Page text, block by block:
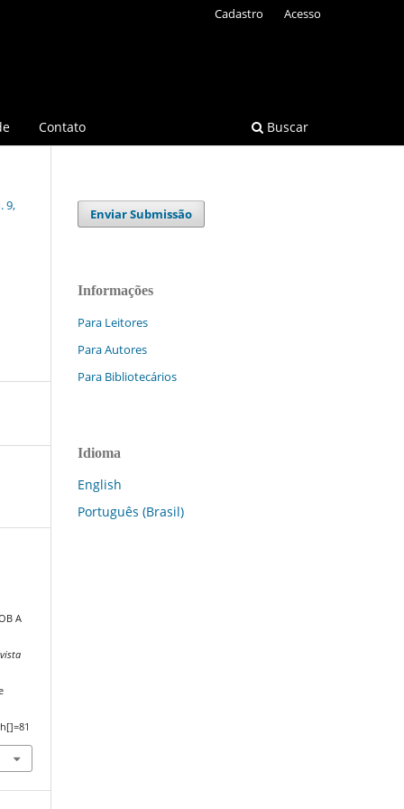
Contato Buscar
Cadastro Acesso
9,
A
Enviar Submissão
Informações
Para Leitores
Para Autores
Para Bibliotecários
Idioma
English
Português (Brasil)